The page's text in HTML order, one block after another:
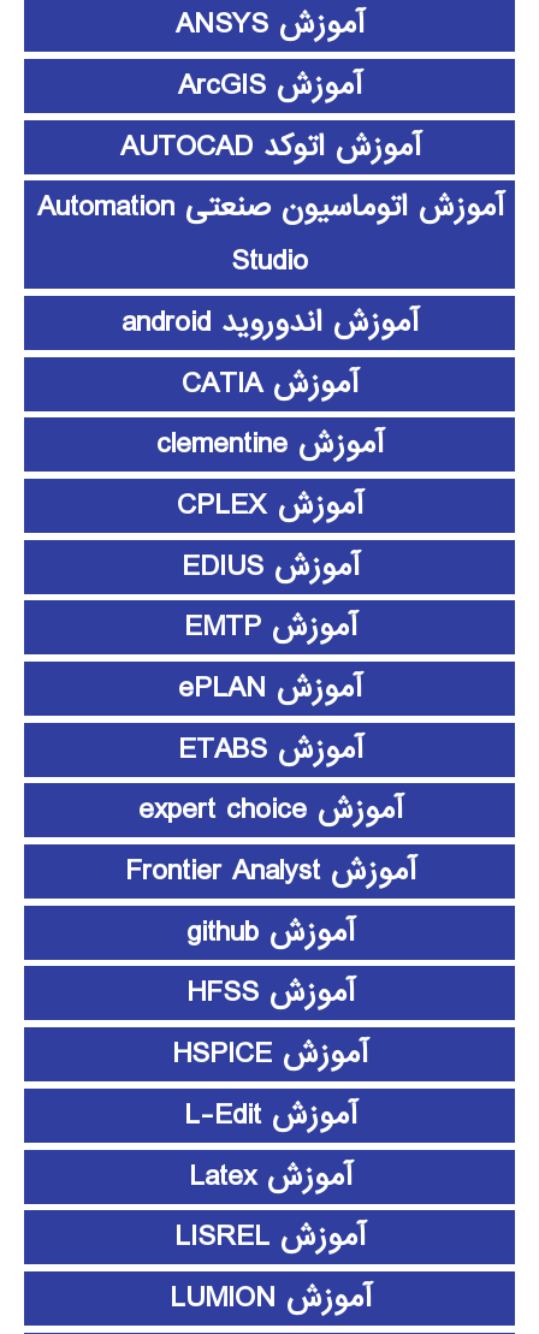
آموزش ANSYS
آموزش ArcGIS
آموزش اتوکد AUTOCAD
آموزش اتوماسیون صنعتی Automation
Studio
آموزش اندوروید android
آموزش CATIA
آموزش clementine
آموزش CPLEX
آموزش EDIUS
آموزش EMTP
آموزش ePLAN
آموزش ETABS
آموزش expert choice
آموزش Frontier Analyst
آموزش github
آموزش HFSS
آموزش HSPICE
آموزش L-Edit
آموزش Latex
آموزش LISREL
آموزش LUMION